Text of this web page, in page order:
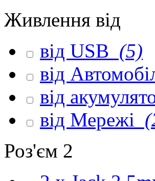
Живлення від
від USB (5)
від
від
від Мережі
Роз'єм 2